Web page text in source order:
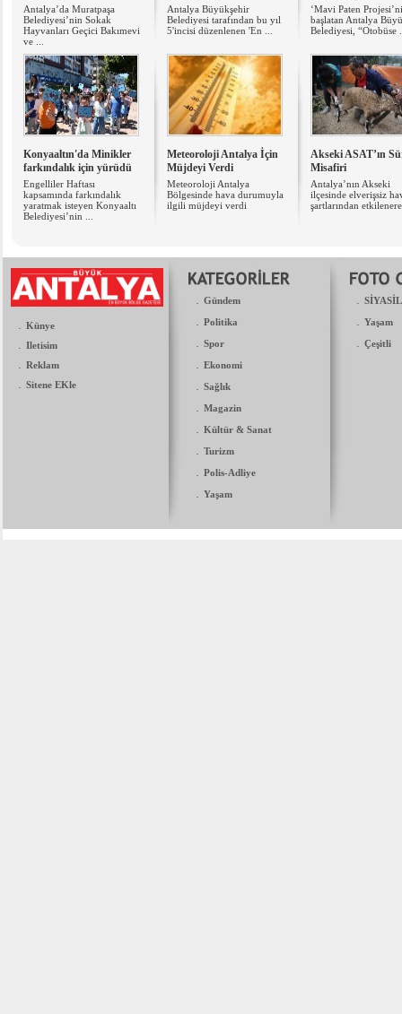
Antalya’da Muratpaşa
Belediyesi’nin Sokak
Hayvanları Geçici Bakımevi
ve ...
Antalya Büyükşehir
Belediyesi tarafından bu yıl
5'incisi düzenlenen 'En ...
‘Mavi Paten Projesi’ni
başlatan Antalya
Belediyesi, “Otobüse
Konyaaltın'da Minikler
farkındalık için yürüdü
Engelliler Haftası
kapsamında farkındalık
yaratmak isteyen Konyaaltı
Belediyesi’nin ...
Meteoroloji Antalya İçin
Müjdeyi Verdi
Meteoroloji Antalya
Bölgesinde hava durumuyla
ilgili müjdeyi verdi
Akseki ASAT’ın
Misafiri
Antalya’nın Akseki
ilçesinde elverişsiz
şartlarından
. Künye
. Iletisim
. Reklam
. Sitene EKle
. Gündem
. Politika
. Spor
. Ekonomi
. Sağlık
. Magazin
. Kültür & Sanat
. Turizm
. Polis-Adliye
. Yaşam
.
. Yaşam
. Çeşitli